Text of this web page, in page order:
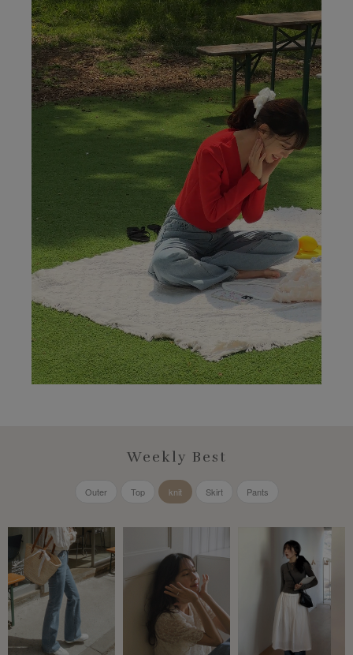
Weekly Best
Outer Top knit Skirt Pants